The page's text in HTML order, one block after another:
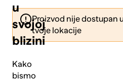
u
svojoj
blizini
Kako
bismo
Proizvod nije dostupan
tvoje lokacije